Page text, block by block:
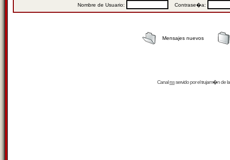
Nombre de Usuario: Contrase�a:
Mensajes nuevos
Canalrssservido por eltrujam�nde